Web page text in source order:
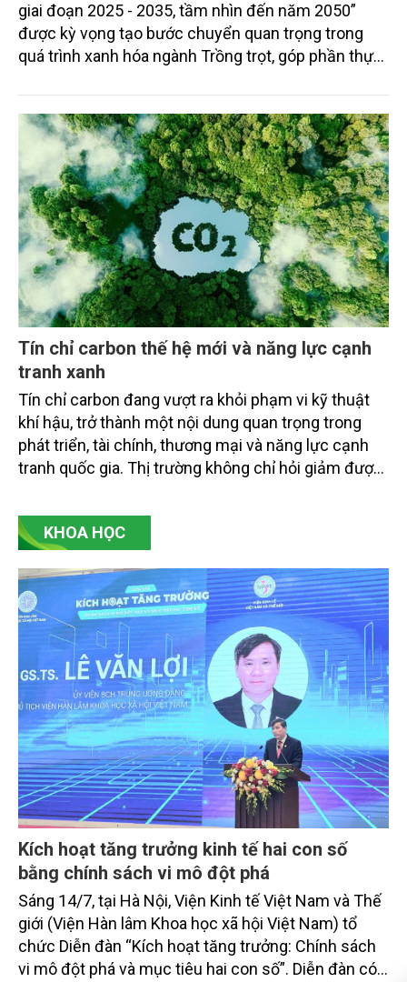
giai đoạn 2025 - 2035, tầm nhìn đến năm 2050”
được kỳ vọng tạo bước chuyển quan trọng trong
quá trình xanh hóa ngành Trồng trọt, góp phần thực
đồng thời mở ra cơ hội hình thành thị trường sản
phẩm phát thải thấp và tín chỉ carbon trong nông
nghiệp.
Tín chỉ carbon thế hệ mới và năng lực cạnh
tranh xanh
Tín chỉ carbon đang vượt ra khỏi phạm vi kỹ thuật
khí hậu, trở thành một nội dung quan trọng trong
phát triển, tài chính, thương mại và năng lực cạnh
tranh quốc gia. Thị trường không chỉ hỏi giảm được
bằng cách nào, ai xác nhận, có bền vững không, có
công bằng không, có bị ghi nhận trùng lặp không và
không. Đó là điểm cốt lõi của tín chỉ carbon thế hệ
mới.
KHOA HỌC
Kích hoạt tăng trưởng kinh tế hai con số
bằng chính sách vi mô đột phá
Sáng 14/7, tại Hà Nội, Viện Kinh tế Việt Nam và Thế
giới (Viện Hàn lâm Khoa học xã hội Việt Nam) tổ
chức Diễn đàn “Kích hoạt tăng trưởng: Chính sách
vi mô đột phá và mục tiêu hai con số”. Diễn đàn có